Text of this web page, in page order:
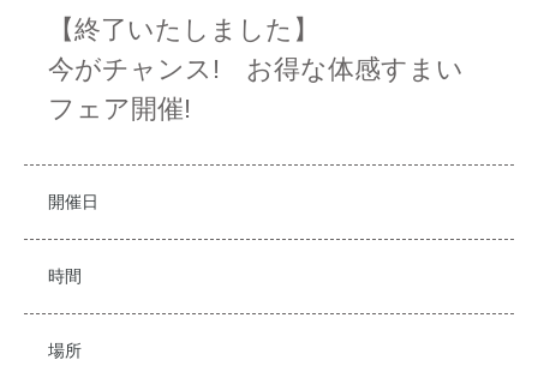
【終了いたしました】
今がチャンス! お得な体感すまい
フェア開催!
開催日
時間
場所